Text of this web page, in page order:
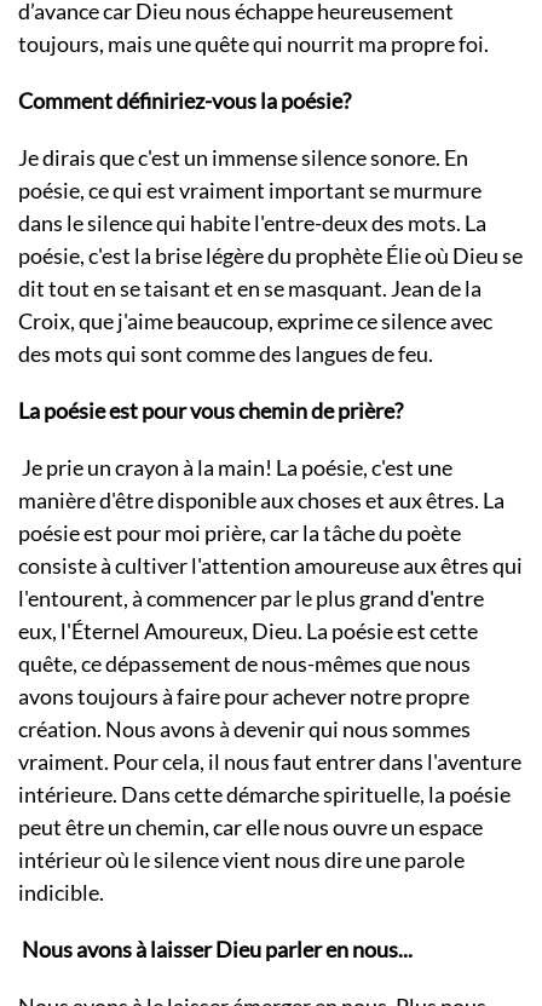
d’avance car Dieu nous échappe heureusement
toujours, mais une quête qui nourrit ma propre foi.
Comment définiriez-vous la poésie?
Je dirais que c'est un immense silence sonore. En
poésie, ce qui est vraiment important se murmure
dans le silence qui habite l'entre-deux des mots. La
poésie, c'est la brise légère du prophète Élie où Dieu se
dit tout en se taisant et en se masquant. Jean de la
Croix, que j'aime beaucoup, exprime ce silence avec
des mots qui sont comme des langues de feu.
La poésie est pour vous chemin de prière?
Je prie un crayon à la main! La poésie, c'est une
manière d'être disponible aux choses et aux êtres. La
poésie est pour moi prière, car la tâche du poète
consiste à cultiver l'attention amoureuse aux êtres qui
l'entourent, à commencer par le plus grand d'entre
eux, l'Éternel Amoureux, Dieu. La poésie est cette
quête, ce dépassement de nous-mêmes que nous
avons toujours à faire pour achever notre propre
création. Nous avons à devenir qui nous sommes
vraiment. Pour cela, il nous faut entrer dans l'aventure
intérieure. Dans cette démarche spirituelle, la poésie
peut être un chemin, car elle nous ouvre un espace
intérieur où le silence vient nous dire une parole
indicible.
Nous avons à laisser Dieu parler en nous...